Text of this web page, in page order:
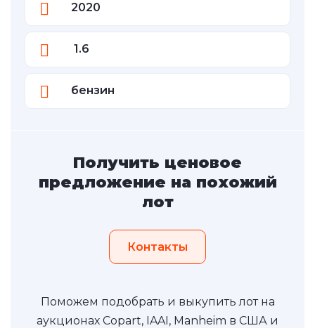
2020
1.6
бензин
Получить ценовое
предложение на похожий
лот
Контакты
Поможем подобрать и выкупить лот на
аукционах Copart, IAAI, Manheim в США и